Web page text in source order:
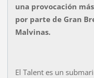
una provocación
por parte de Gran
Malvinas.
El Talent es un